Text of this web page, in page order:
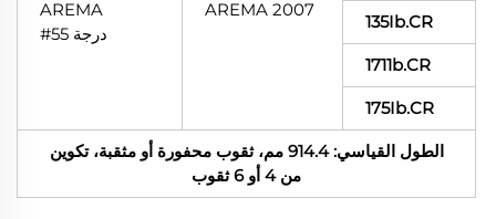
AREMA 2007
AREMA
درجة 55#
135Ib.CR
1711b.CR
175Ib.CR
الطول القياسي: 914.4 مم، ثقوب محفورة أو مثقبة، تكوين
من 4 أو 6 ثقوب